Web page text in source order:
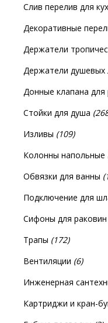
Слив перелив для
Декоративные
Держатели
Держатели душевых
Донные клапана для
Стойки для душа
Изливы (109)
Колонны напольные
Обвязки для ванны
Подключение для
Сифоны для
Трапы (172)
Вентиляции (6)
Инженерная
Картриджи и кран-